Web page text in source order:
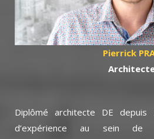
environnementales nécessaires
votre projet.
Pierrick
Diplômé architecte DE
d’expérience au sein de